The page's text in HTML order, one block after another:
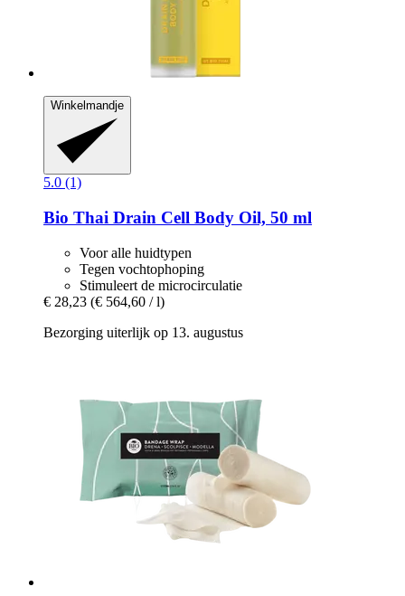
Winkelmandje
5.0 (1)
Bio Thai Drain Cell Body Oil, 50 ml
Voor alle huidtypen
Tegen vochtophoping
Stimuleert de microcirculatie
€ 28,23 (€ 564,60 / l)
Bezorging uiterlijk op 13. augustus